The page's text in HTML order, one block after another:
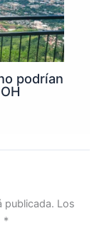
podrían
publicada. Los
*